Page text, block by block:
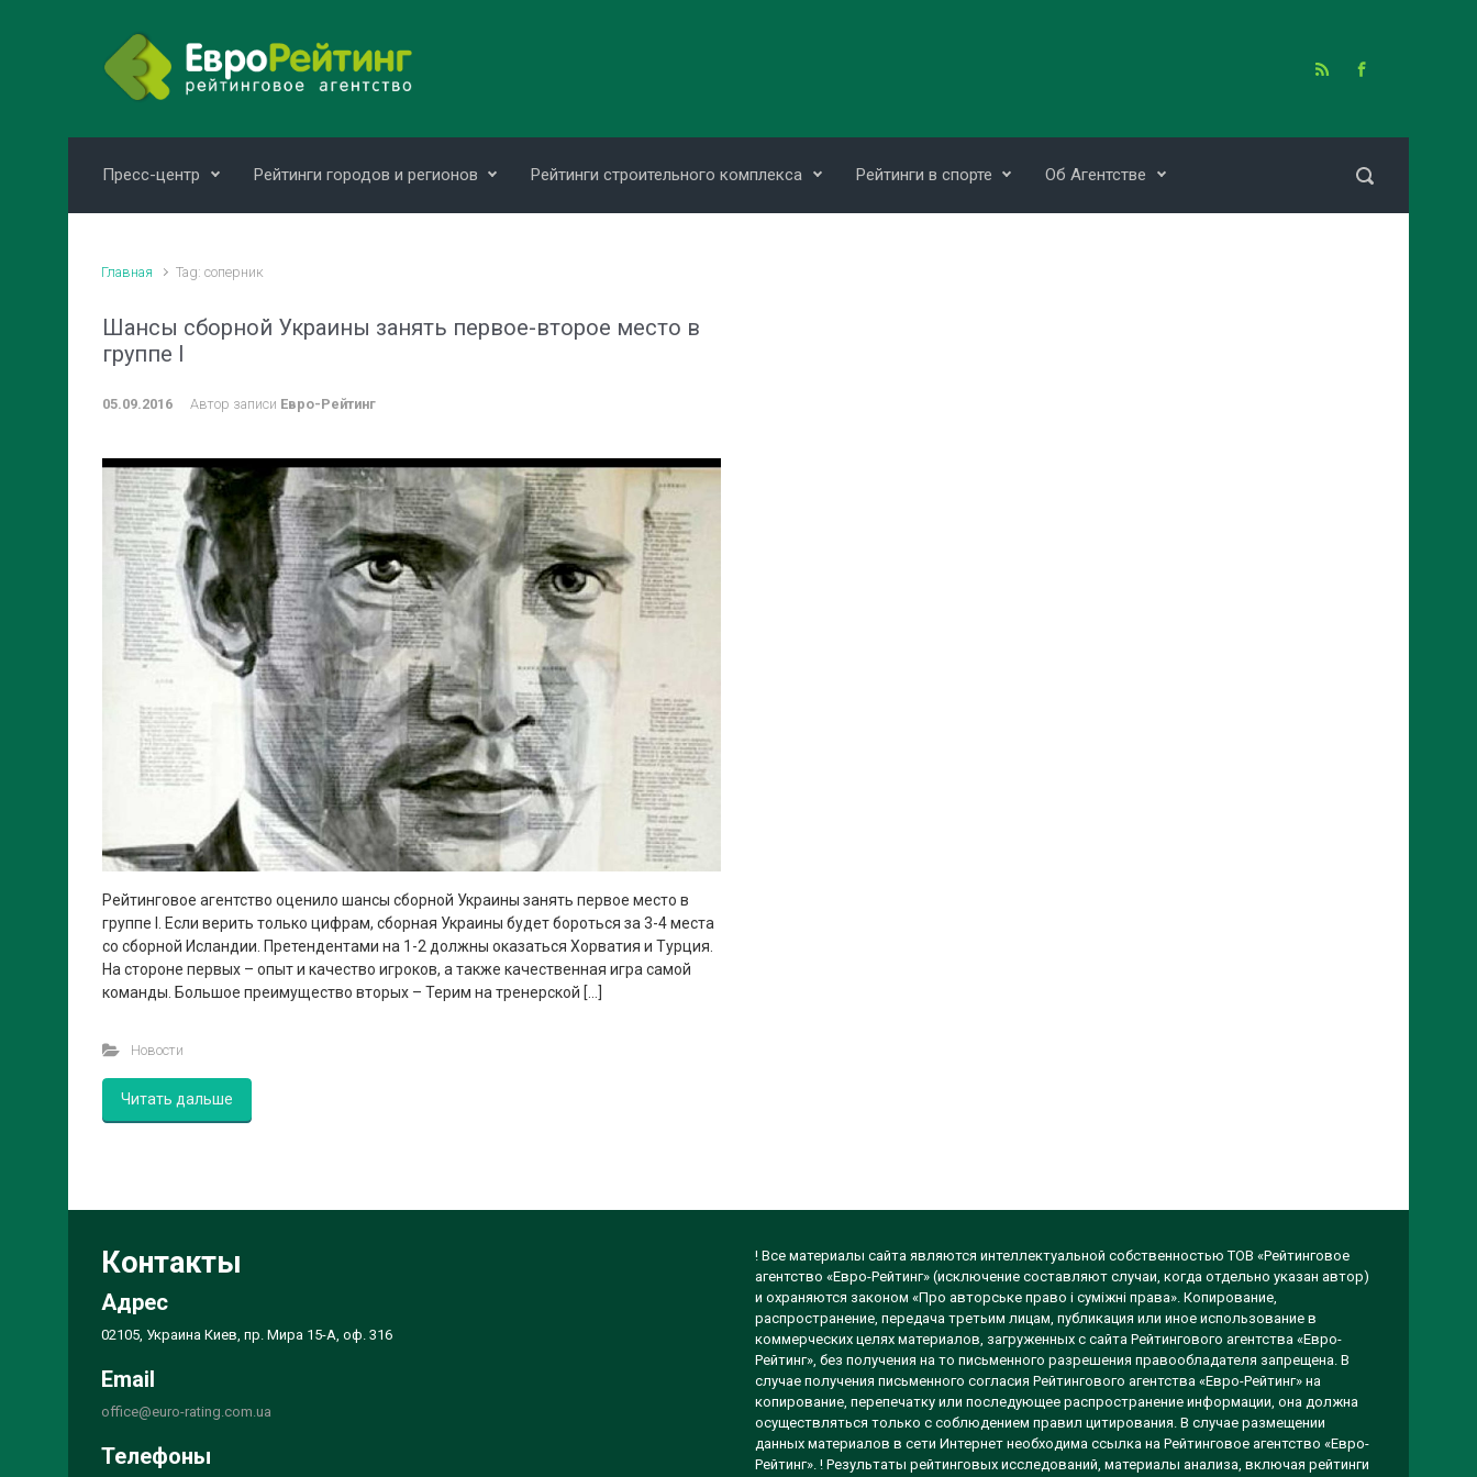
Пресс-центр Рейтинги городов и регионов Рейтинги строительного комплекса Рейтинги в спорте Об Агентстве
Главная Tag: соперник
Шансы сборной Украины занять первое-второе место в
группе І
05.09.2016 Автор записи Евро-Рейтинг
Рейтинговое агентство оценило шансы сборной Украины занять первое место в
группе І. Если верить только цифрам, сборная Украины будет бороться за 3-4 места
со сборной Исландии. Претендентами на 1-2 должны оказаться Хорватия и Турция.
На стороне первых – опыт и качество игроков, а также качественная игра самой
команды. Большое преимущество вторых – Терим на тренерской […]
Новости
Читать дальше
Контакты
Адрес
02105, Украина Киев, пр. Мира 15-А, оф. 316
Email
office@euro-rating.com.ua
Телефоны
! Все материалы сайта являются интеллектуальной собственностью ТОВ «Рейтинговое
агентство «Евро-Рейтинг» (исключение составляют случаи, когда отдельно указан автор)
и охраняются законом «Про авторське право і суміжні права». Копирование,
распространение, передача третьим лицам, публикация или иное использование в
коммерческих целях материалов, загруженных с сайта Рейтингового агентства «Евро-
Рейтинг», без получения на то письменного разрешения правообладателя запрещена. В
случае получения письменного согласия Рейтингового агентства «Евро-Рейтинг» на
копирование, перепечатку или последующее распространение информации, она должна
осуществляться только с соблюдением правил цитирования. В случае размещении
данных материалов в сети Интернет необходима ссылка на Рейтинговое агентство «Евро-
Рейтинг». ! Результаты рейтинговых исследований, материалы анализа, включая рейтинги